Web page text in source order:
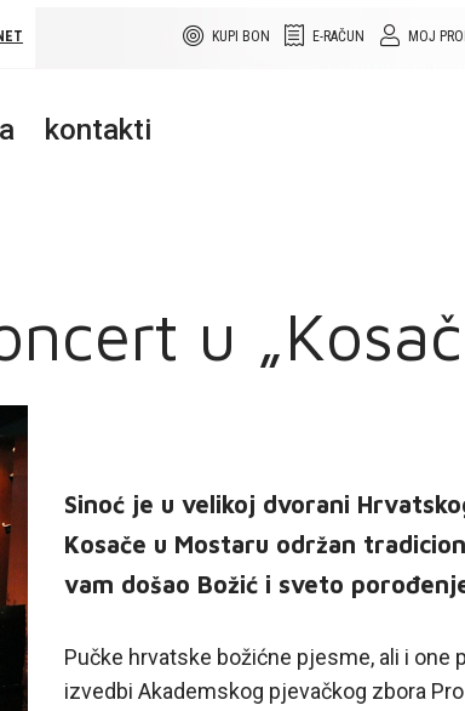
MOJ
E-RAČUN
KUPI BON
kontakti
u
Sinoć je u velikoj dvorani
Kosače u Mostaru održan
vam došao Božić i sveto
Pučke hrvatske božićne pjesme, ali i one
izvedbi Akademskog pjevačkog zbora